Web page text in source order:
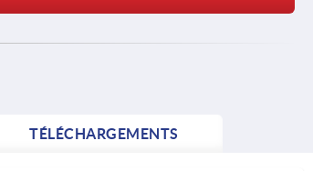
TÉLÉCHARGEMENTS